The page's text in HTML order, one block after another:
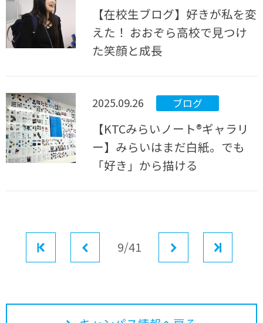
【在校生ブログ】好きが私を変
えた！ おおぞら高校で見つけ
た笑顔と成長
2025.09.26 ブログ
【KTCみらいノート®ギャラリ
ー】みらいはまだ白紙。でも
「好き」から描ける
前へ9/41